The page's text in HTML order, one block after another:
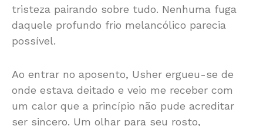
tristeza pairando sobre tudo. Nenhuma fuga
daquele profundo frio melancólico parecia
possível.
Ao entrar no aposento, Usher ergueu-se de
onde estava deitado e veio me receber com
um calor que a princípio não pude acreditar
ser sincero. Um olhar para seu rosto,